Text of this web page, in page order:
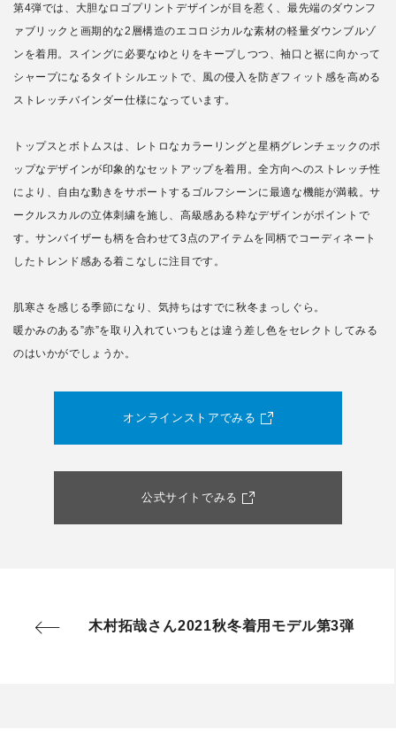
第4弾では、大胆なロゴプリントデザインが目を惹く、最先端のダウンフ
ァブリックと画期的な2層構造のエコロジカルな素材の軽量ダウンブルゾ
ンを着用。スイングに必要なゆとりをキープしつつ、袖口と裾に向かって
シャープになるタイトシルエットで、風の侵入を防ぎフィット感を高める
ストレッチバインダー仕様になっています。
トップスとボトムスは、レトロなカラーリングと星柄グレンチェックのポ
ップなデザインが印象的なセットアップを着用。全方向へのストレッチ性
により、自由な動きをサポートするゴルフシーンに最適な機能が満載。サ
ークルスカルの立体刺繍を施し、高級感ある粋なデザインがポイントで
す。サンバイザーも柄を合わせて3点のアイテムを同柄でコーディネート
したトレンド感ある着こなしに注目です。
肌寒さを感じる季節になり、気持ちはすでに秋冬まっしぐら。
暖かみのある”赤”を取り入れていつもとは違う差し色をセレクトしてみる
のはいかがでしょうか。
オンラインストアでみる
公式サイトでみる
木村拓哉さん2021秋冬着用モデル第3弾